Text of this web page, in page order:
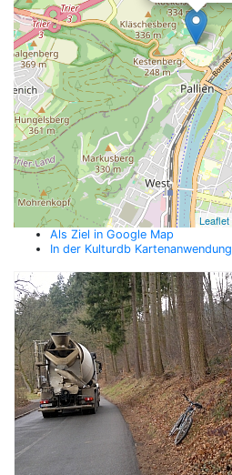
Leaflet
Als Ziel in Google Map
In der Kulturdb Kartenanwendung